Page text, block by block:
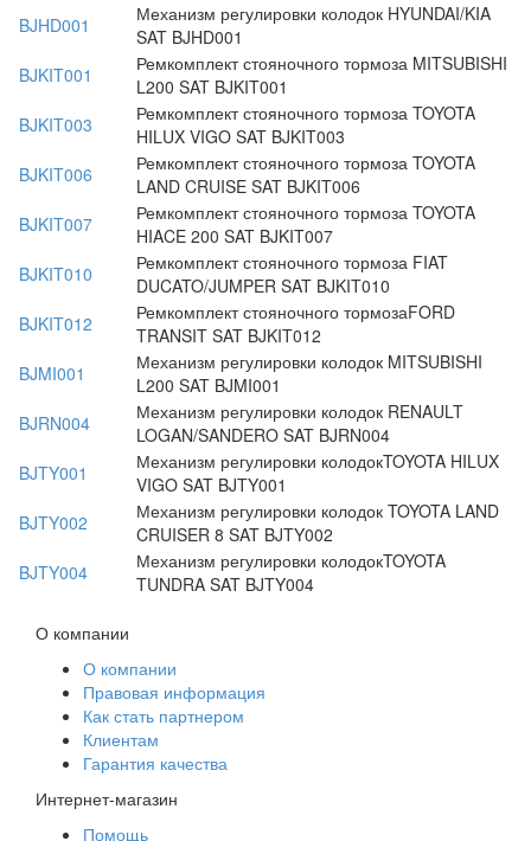
BJHD001
Механизм регулировки колодок HYUNDAI/KIA
SAT BJHD001
BJKIT001
Ремкомплект стояночного тормоза MITSUBISHI
L200 SAT BJKIT001
BJKIT003
Ремкомплект стояночного тормоза TOYOTA
HILUX VIGO SAT BJKIT003
BJKIT006
Ремкомплект стояночного тормоза TOYOTA
LAND CRUISE SAT BJKIT006
BJKIT007
Ремкомплект стояночного тормоза TOYOTA
HIACE 200 SAT BJKIT007
BJKIT010
Ремкомплект стояночного тормоза FIAT
DUCATO/JUMPER SAT BJKIT010
BJKIT012
Ремкомплект стояночного тормозаFORD
TRANSIT SAT BJKIT012
BJMI001
Механизм регулировки колодок MITSUBISHI
L200 SAT BJMI001
BJRN004
Механизм регулировки колодок RENAULT
LOGAN/SANDERO SAT BJRN004
BJTY001
Механизм регулировки колодокTOYOTA HILUX
VIGO SAT BJTY001
BJTY002
Механизм регулировки колодок TOYOTA LAND
CRUISER 8 SAT BJTY002
BJTY004
Механизм регулировки колодокTOYOTA
TUNDRA SAT BJTY004
О компании
О компании
Правовая информация
Как стать партнером
Клиентам
Гарантия качества
Интернет-магазин
Помощь